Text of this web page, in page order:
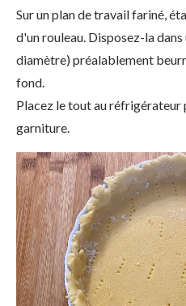
Sur un plan de travail fariné,
d'un rouleau. Disposez-la
diamètre) préalablement
fond.
Placez le tout au réfrigérateur
garniture.